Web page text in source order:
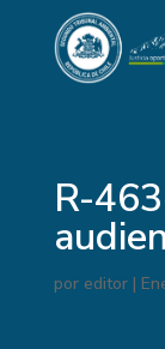
R-
por editor|